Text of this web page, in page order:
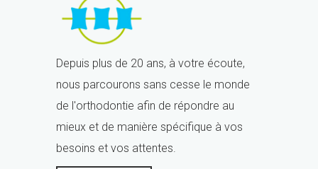
Depuis plus de 20 ans, à votre écoute,
nous parcourons sans cesse le monde
de l'orthodontie afin de répondre au
mieux et de manière spécifique à vos
besoins et vos attentes.